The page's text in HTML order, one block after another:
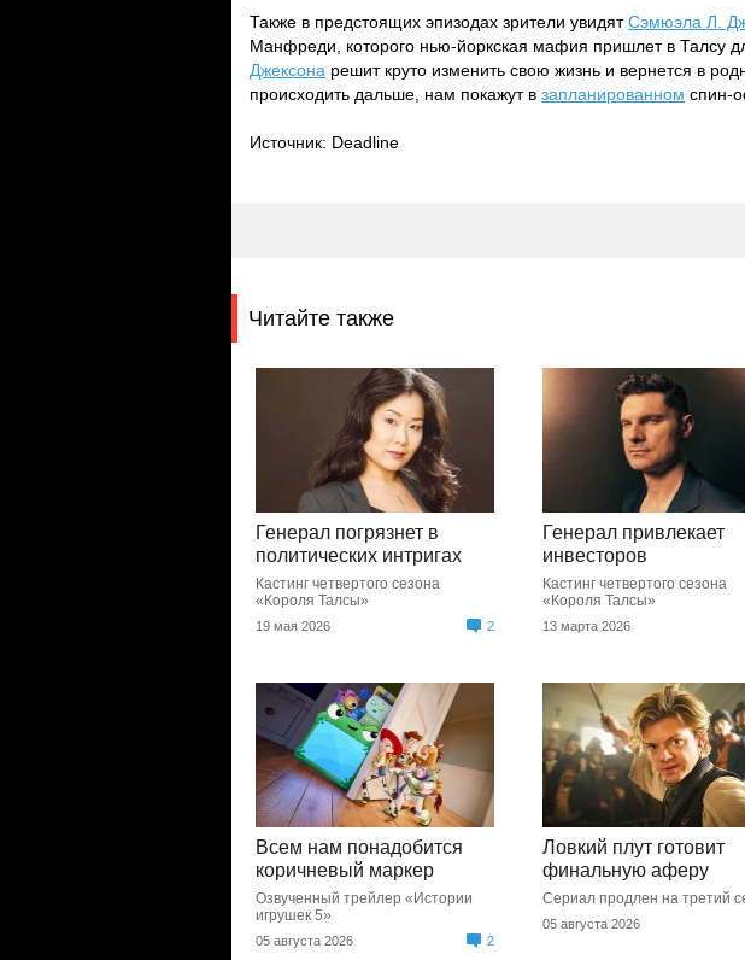
Также в предстоящих эпизодах зрители увидятСэмюэла Л.
Манфреди, которого нью-йоркская мафия пришлет в Талсу
Джексона решит круто изменить свою жизнь и вернется в
происходить дальше, нам покажут в запланированном спин-
Источник: Deadline
Читайте также
Генерал погрязнет в
политических интригах
Кастинг четвертого сезона
«Короля Талсы»
19 мая 2026 2
Генерал привлекает
инвесторов
Кастинг четвертого сезона
«Короля Талсы»
13 марта 2026
Всем нам понадобится
коричневый маркер
Озвученный трейлер «Истории
игрушек 5»
05 августа 2026 2
Ловкий плут готовит
финальную аферу
Сериал продлен на третий
05 августа 2026